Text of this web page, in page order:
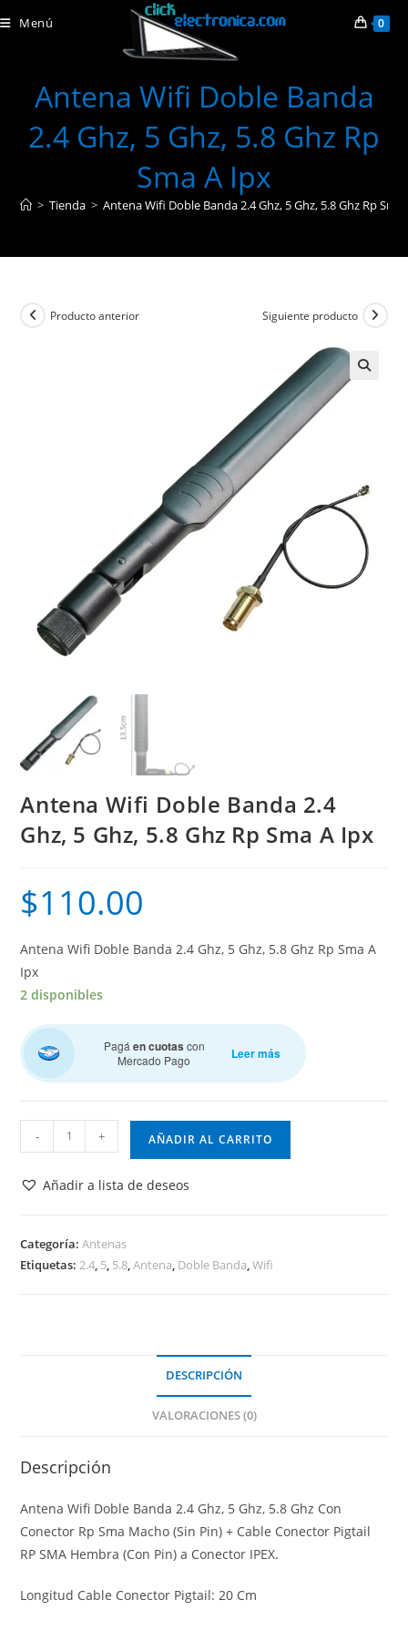
al
Menú 0
Antena Wifi Doble Banda
2.4 Ghz, 5 Ghz, 5.8 Ghz Rp
Sma A Ipx
> Tienda > Antena Wifi Doble Banda 2.4 Ghz, 5 Ghz, 5.8 Ghz Rp Sma
Producto anterior Siguiente producto
Antena Wifi Doble Banda 2.4
Ghz, 5 Ghz, 5.8 Ghz Rp Sma A Ipx
$110.00
Antena Wifi Doble Banda 2.4 Ghz, 5 Ghz, 5.8 Ghz Rp Sma A
Ipx
2 disponibles
Pagáen cuotas con
Mercado Pago
Leer más
Wifi
Doble
Ghz,
5
- + AÑADIR AL CARRITO
Añadir a lista de deseos
Categoría:Antenas
Etiquetas: 2.4 5 5.8 ,Antena Doble Banda ,Wifi
DESCRIPCIÓN
VALORACIONES (0)
Descripción
Antena Wifi Doble Banda 2.4 Ghz, 5 Ghz, 5.8 Ghz Con
Conector Rp Sma Macho (Sin Pin) + Cable Conector Pigtail
RP SMA Hembra (Con Pin) a Conector IPEX.
Longitud Cable Conector Pigtail: 20 Cm